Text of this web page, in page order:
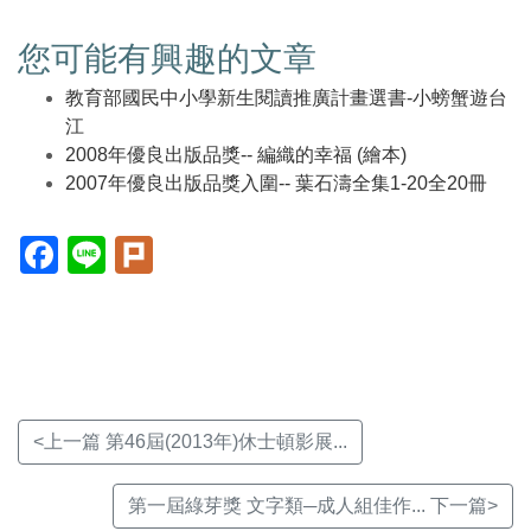
您可能有興趣的文章
教育部國民中小學新生閱讀推廣計畫選書-小螃蟹遊台
江
2008年優良出版品獎-- 編織的幸福 (繪本)
2007年優良出版品獎入圍-- 葉石濤全集1-20全20冊
Facebook(另
開
Line(另
開
<上一篇 第46屆(2013年)休士頓影展...
第一屆綠芽獎 文字類─成人組佳作... 下一篇>